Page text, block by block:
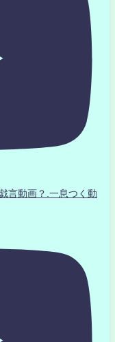
動画？.一息つく動